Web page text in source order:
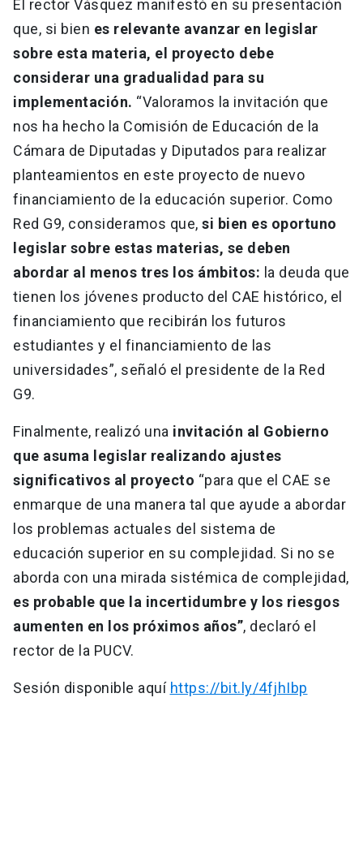
El rector Vásquez manifestó en su presentación
que, si bien es relevante avanzar en legislar
sobre esta materia, el proyecto debe
considerar una gradualidad para su
implementación. “Valoramos la invitación que
nos ha hecho la Comisión de Educación de la
Cámara de Diputadas y Diputados para realizar
planteamientos en este proyecto de nuevo
financiamiento de la educación superior. Como
Red G9, consideramos que, si bien es oportuno
legislar sobre estas materias, se deben
abordar al menos tres los ámbitos: la deuda que
tienen los jóvenes producto del CAE histórico, el
financiamiento que recibirán los futuros
estudiantes y el financiamiento de las
universidades”, señaló el presidente de la Red
G9.
Finalmente, realizó una invitación al Gobierno
que asuma legislar realizando ajustes
significativos al proyecto “para que el CAE se
enmarque de una manera tal que ayude a abordar
los problemas actuales del sistema de
educación superior en su complejidad. Si no se
aborda con una mirada sistémica de complejidad,
es probable que la incertidumbre y los riesgos
aumenten en los próximos años”, declaró el
rector de la PUCV.
Sesión disponible aquí https://bit.ly/4fjhIbp